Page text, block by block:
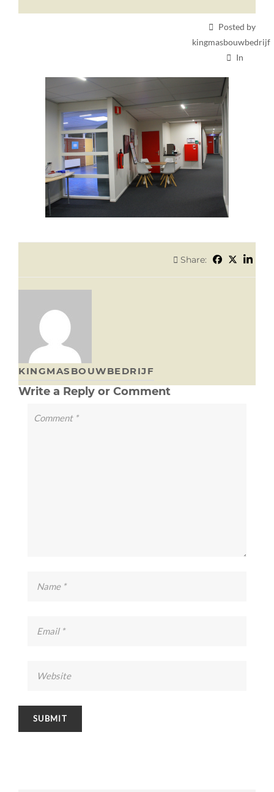
Posted by
kingmasbouwbedrijf
In
Share:
KINGMASBOUWBEDRIJF
Write a Reply or Comment